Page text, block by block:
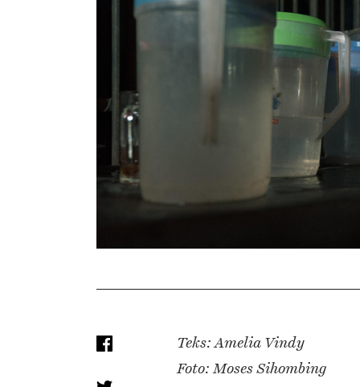
Teks: Amelia Vindy
Foto: Moses Sihombing